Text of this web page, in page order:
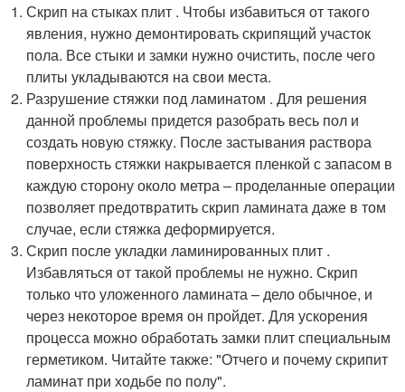
Скрип на стыках плит . Чтобы избавиться от такого
явления, нужно демонтировать скрипящий участок
пола. Все стыки и замки нужно очистить, после чего
плиты укладываются на свои места.
Разрушение стяжки под ламинатом . Для решения
данной проблемы придется разобрать весь пол и
создать новую стяжку. После застывания раствора
поверхность стяжки накрывается пленкой с запасом в
каждую сторону около метра – проделанные операции
позволяет предотвратить скрип ламината даже в том
случае, если стяжка деформируется.
Скрип после укладки ламинированных плит .
Избавляться от такой проблемы не нужно. Скрип
только что уложенного ламината – дело обычное, и
через некоторое время он пройдет. Для ускорения
процесса можно обработать замки плит специальным
герметиком. Читайте также: "Отчего и почему скрипит
ламинат при ходьбе по полу".